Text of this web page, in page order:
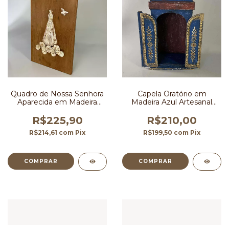
Quadro de Nossa Senhora
Aparecida em Madeira
R$225,90
R$214,61 com Pix
Capela Oratório em
Madeira Azul Artesanal
26 cm
R$210,00
R$199,50 com Pix